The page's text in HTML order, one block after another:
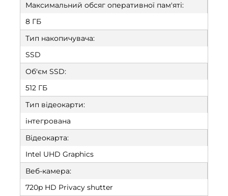
Максимальний обсяг оперативної пам'яті:
8 ГБ
Тип накопичувача:
SSD
Об'єм SSD:
512 ГБ
Тип відеокарти:
інтегрована
Відеокарта:
Intel UHD Graphics
Веб-камера:
720p HD Privacy shutter